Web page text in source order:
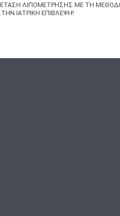
ΛΙΠΟΜΕΤΡΗΣΗΣ ΜΕ ΤΗ
ΙΑΤΡΙΚΗ ΕΠΙΒΛΕΨΗ!